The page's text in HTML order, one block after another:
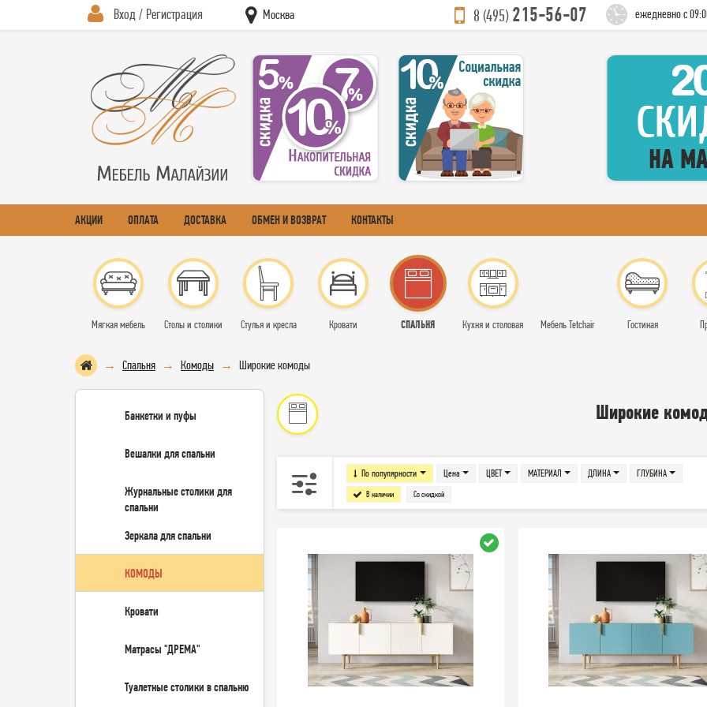
Вход / Регистрация Москва 8 (495)215-56-07 ежедневно с
АКЦИИ ОПЛАТА ДОСТАВКА ОБМЕН И ВОЗВРАТ КОНТАКТЫ
Мягкая мебель Столы и столики Стулья и кресла Кровати СПАЛЬНЯ Кухня и столовая Мебель Tetchair Гостиная
Спальня Комоды Широкие комоды
Банкетки и пуфы
Вешалки для спальни
Журнальные столики для
спальни
Зеркала для спальни
КОМОДЫ
Кровати
Матрасы "ДРЕМА"
Туалетные столики в спальню
Широкие
По популярности Цена
В наличии Со скидкой
ЦВЕТ МАТЕРИАЛ ДЛИНА ГЛУБИНА